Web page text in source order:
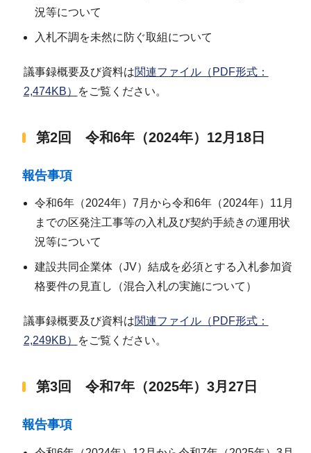
況等について
入札不調を未然に防ぐ取組について
議事録概要及び資料は関連ファイル（PDF形式：
2,474KB）
をご覧ください。
第2回 令和6年（2024年）12月18日
報告事項
令和6年（2024年）7月から令和6年（2024年）11月
までの区発注工事等の入札及び契約手続きの運用状
況等について
建設共同企業体（JV）結成を必須とする入札参加資
格要件の見直し（混合入札の実施について）
議事録概要及び資料は関連ファイル（PDF形式：
2,249KB）
をご覧ください。
第3回 令和7年（2025年）3月27日
報告事項